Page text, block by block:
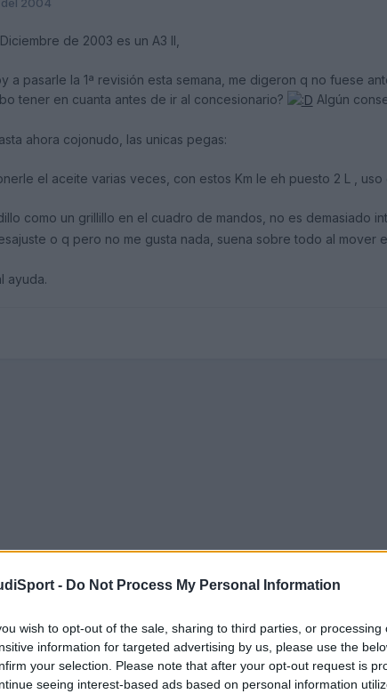
- Do Not Process My Personal Information
wish to opt-out of the sale, sharing to third parties, or processing
information for targeted advertising by us, please use the
your selection. Please note that after your opt-out request is
seeing interest-based ads based on personal information
de 2003 es un A3 II,
a pasarle la 1ª revisión esta semana, me digeron q no fuese
tener en cuanta antes de ir al concesionario?
Algún
ahora cojonudo, las unicas pegas:
el aceite varias veces, con estos Km le eh puesto 2 L ,
como un grillillo en el cuadro de mandos, no es demasiado
o q pero no me gusta nada, suena sobre todo al mover
ayuda.
del 2004